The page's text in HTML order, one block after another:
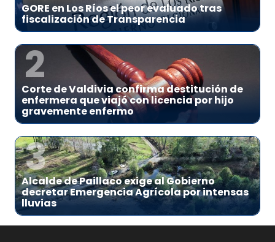
GORE en Los Ríos el peor evaluado tras
fiscalización de Transparencia
2
Corte de Valdivia confirma destitución de
enfermera que viajó con licencia por hijo
gravemente enfermo
3
Alcalde de Paillaco exige al Gobierno
decretar Emergencia Agrícola por intensas
lluvias